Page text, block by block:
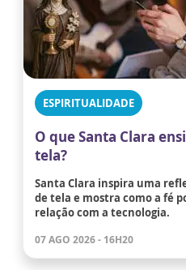
ESPIRITUALIDADE
O que Santa Clara
tela?
Santa Clara inspira uma
de tela e mostra como a fé
relação com a tecnologia.
07 AGO 2026 - 16H20